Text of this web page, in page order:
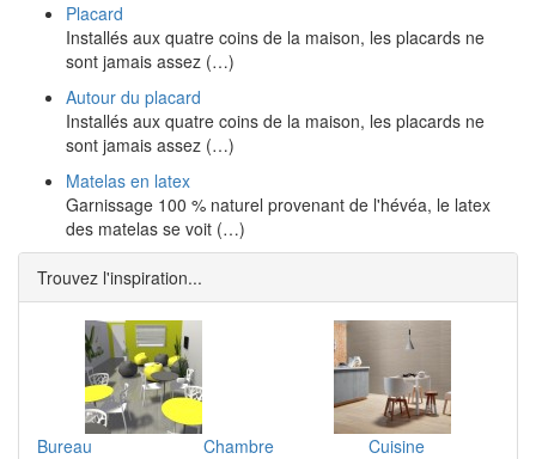
Placard
Installés aux quatre coins de la maison, les placards ne
sont jamais assez (…)
Autour du placard
Installés aux quatre coins de la maison, les placards ne
sont jamais assez (…)
Matelas en latex
Garnissage 100 % naturel provenant de l'hévéa, le latex
des matelas se voit (…)
Trouvez l'inspiration...
Bureau Chambre
Cuisine